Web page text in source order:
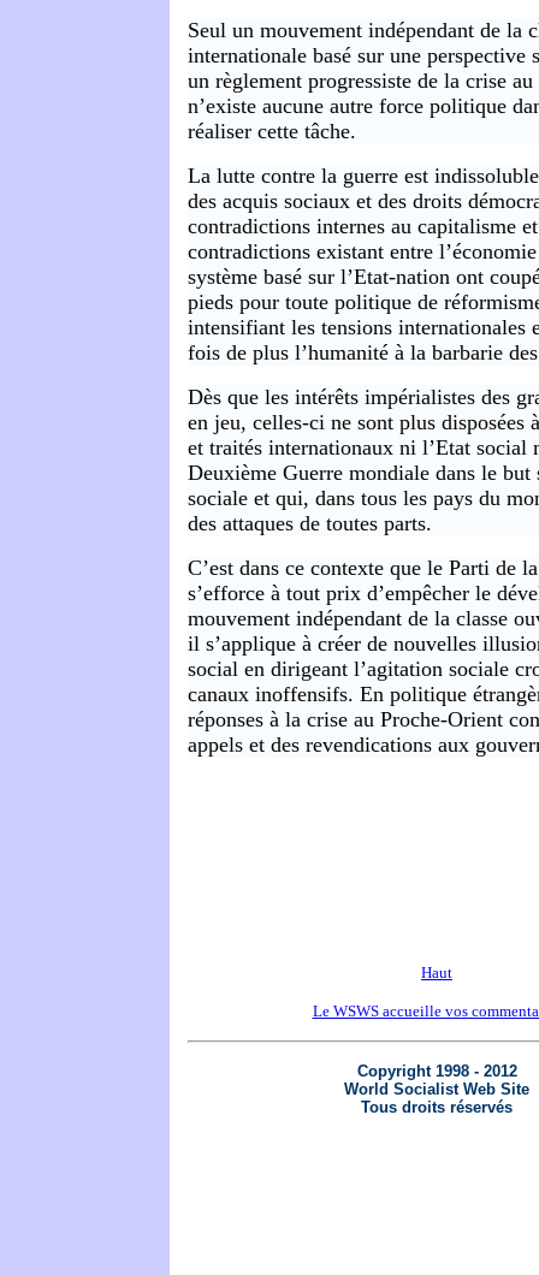
Seul un mouvement indépendant de la
internationale basé sur une perspective
un règlement progressiste de la crise
n’existe aucune autre force politique
réaliser cette tâche.
La lutte contre la guerre est
des acquis sociaux et des droits
contradictions internes au capitalisme
contradictions existant entre
système basé sur l’Etat-nation ont
pieds pour toute politique de
intensifiant les tensions internationales
fois de plus l’humanité à la barbarie
Dès que les intérêts impérialistes des
en jeu, celles-ci ne sont plus disposées
et traités internationaux ni l’Etat social
Deuxième Guerre mondiale dans le but
sociale et qui, dans tous les pays du
des attaques de toutes parts.
C’est dans ce contexte que le Parti de
s’efforce à tout prix d’empêcher le
mouvement indépendant de la classe
il s’applique à créer de nouvelles
social en dirigeant l’agitation sociale
canaux inoffensifs. En politique
réponses à la crise au Proche-Orient
appels et des revendications aux
Haut
Le WSWS accueille vos
Copyright 1998 - 2012
World Socialist Web Site
Tous droits réservés